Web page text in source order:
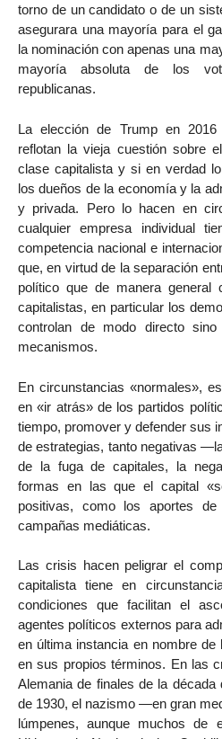
torno de un candidato o de un
asegurara una mayoría para el
la nominación con apenas una
mayoría absoluta de los
republicanas.
La elección de Trump en
reflotan la vieja cuestión sobre
clase capitalista y si en verdad
los dueños de la economía y la
y privada. Pero lo hacen en
cualquier empresa individual
competencia nacional e
que, en virtud de la separación
político que de manera general
capitalistas, en particular los
controlan de modo directo
mecanismos.
En circunstancias «normales»,
en «ir atrás» de los partidos
tiempo, promover y defender sus
de estrategias, tanto negativas
de la fuga de capitales, la
formas en las que el capital
positivas, como los aportes
campañas mediáticas.
Las crisis hacen peligrar el
capitalista tiene en
condiciones que facilitan el
agentes políticos externos para
en última instancia en nombre de
en sus propios términos. En las
Alemania de finales de la
de 1930, el nazismo —en gran
lúmpenes, aunque muchos de